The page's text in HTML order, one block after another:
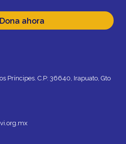
Dona ahora
Príncipes. C.P: 36640, Irapuato, Gto